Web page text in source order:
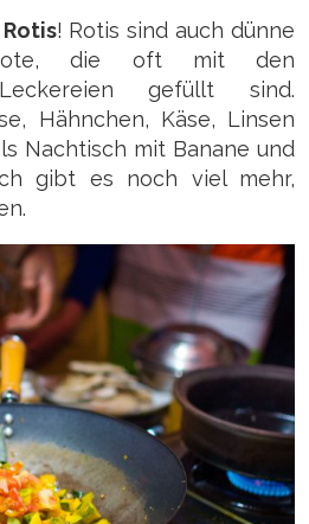
Rotis! Rotis sind auch dünne
die oft mit den
gefüllt sind.
Hähnchen, Käse, Linsen
Nachtisch mit Banane und
gibt es noch viel mehr,